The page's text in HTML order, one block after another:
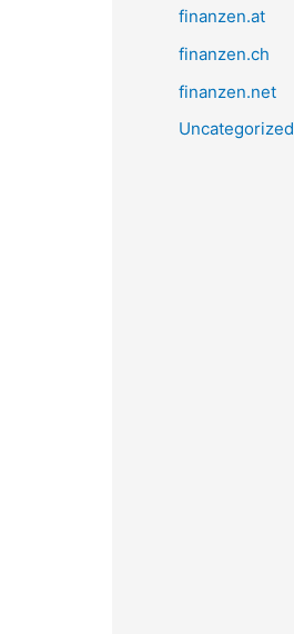
finanzen.at
finanzen.ch
finanzen.net
Uncategorized